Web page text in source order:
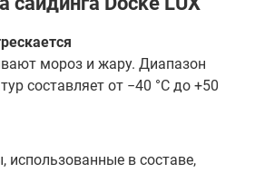
мороз и жару. Диапазон
составляет от −40 °С до +50
использованные в составе,